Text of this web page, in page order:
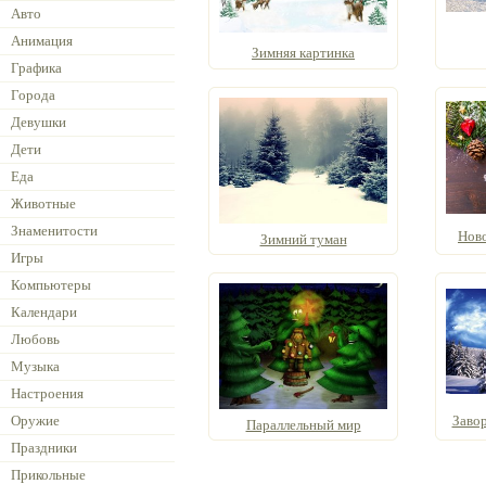
Авто
Анимация
Графика
Города
Девушки
Дети
Еда
Животные
Знаменитости
Игры
Компьютеры
Календари
Любовь
Музыка
Настроения
Оружие
Праздники
Прикольные
Зимняя картинка
Зимний туман
Параллельный мир